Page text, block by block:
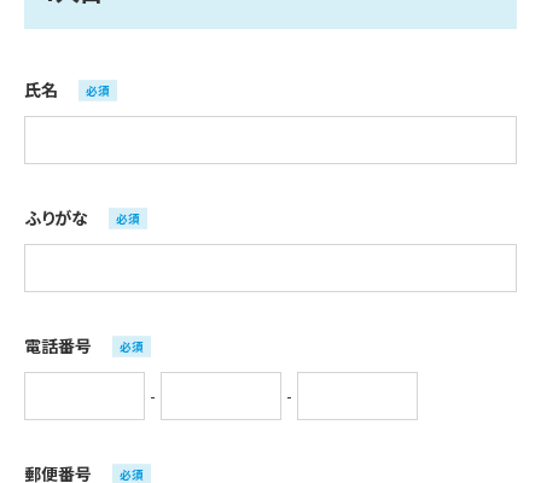
氏名 必須
ふりがな 必須
電話番号 必須
- -
郵便番号 必須